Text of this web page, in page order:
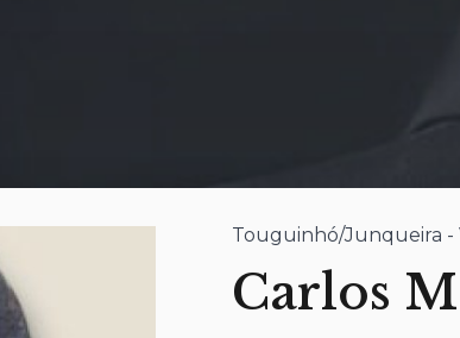
Touguinhó/Junqueira -
Carlos